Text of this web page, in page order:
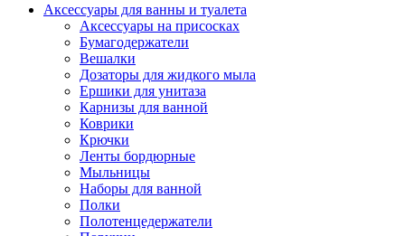
Аксессуары для ванны и туалета
Аксессуары на присосках
Бумагодержатели
Вешалки
Дозаторы для жидкого мыла
Ершики для унитаза
Карнизы для ванной
Коврики
Крючки
Ленты бордюрные
Мыльницы
Наборы для ванной
Полки
Полотенцедержатели